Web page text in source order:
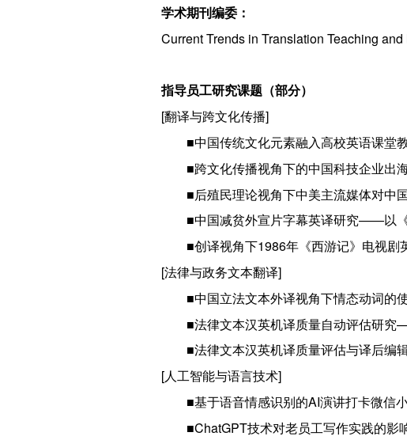
学术期刊编委：
Current Trends in Translation Teaching
指导员工研究课题（部分）
[翻译与跨文化传播]
■中国传统文化元素融入高校英语课堂
■跨文化传播视角下的中国科技企业出
■后殖民理论视角下中美主流媒体对中
■中国减贫外宣片字幕英译研究——以
■创译视角下1986年《西游记》电视剧
[法律与政务文本翻译]
■中国立法文本外译视角下情态动词的
■法律文本汉英机译质量自动评估研究
■法律文本汉英机译质量评估与译后编
[人工智能与语言技术]
■基于语音情感识别的AI演讲打卡微信
■ChatGPT技术对老员工写作实践的影